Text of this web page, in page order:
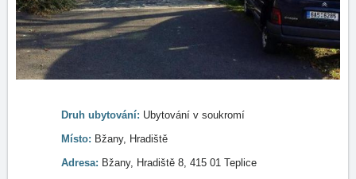
Druh ubytování: Ubytování v soukromí
Místo: Bžany, Hradiště
Adresa: Bžany, Hradiště 8, 415 01 Teplice